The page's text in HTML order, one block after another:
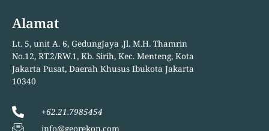
Alamat
Lt. 5, unit A. 6, GedungJaya ,Jl. M.H. Thamrin
No.12, RT.2/RW.1, Kb. Sirih, Kec. Menteng, Kota
Jakarta Pusat, Daerah Khusus Ibukota Jakarta
10340
+62.21.7985454
info@georekon.com